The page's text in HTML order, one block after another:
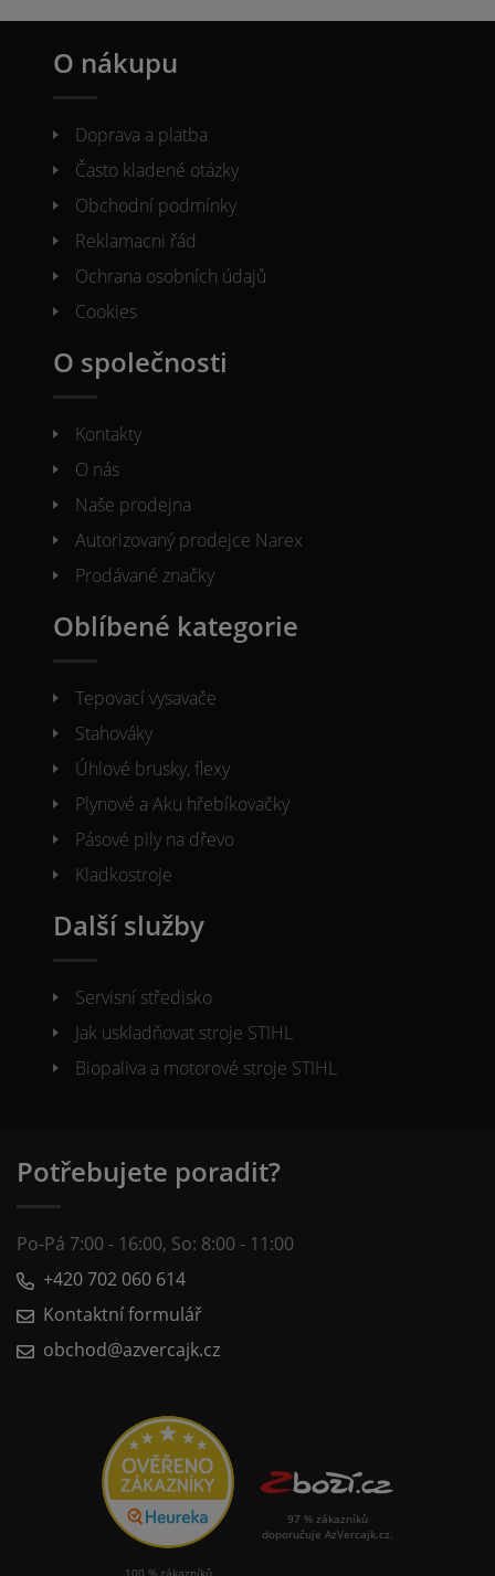
O nákupu
Doprava a platba
Často kladené otázky
Obchodní podmínky
Reklamacni řád
Ochrana osobních údajů
Cookies
O společnosti
Kontakty
O nás
Naše prodejna
Autorizovaný prodejce Narex
Prodávané značky
Oblíbené kategorie
Tepovací vysavače
Stahováky
Úhlové brusky, flexy
Plynové a Aku hřebíkovačky
Pásové pily na dřevo
Kladkostroje
Další služby
Servisní středisko
Jak uskladňovat stroje STIHL
Biopaliva a motorové stroje STIHL
Potřebujete poradit?
Po-Pá 7:00 - 16:00, So: 8:00 - 11:00
+420 702 060 614
Kontaktní formulář
obchod@azvercajk.cz
97 % zákazníků
doporučuje AzVercajk.cz.